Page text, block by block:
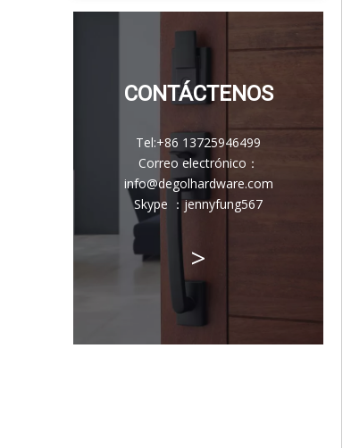
CONTÁCTENOS
Tel:+86 13725946499
Correo electrónico ：
info@degolhardware.com
Skype ：jennyfung567
>